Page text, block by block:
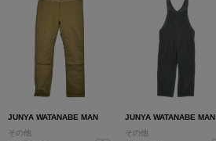
JUNYA WATANABE MAN
その他
JUNYA WATANABE MAN
その他